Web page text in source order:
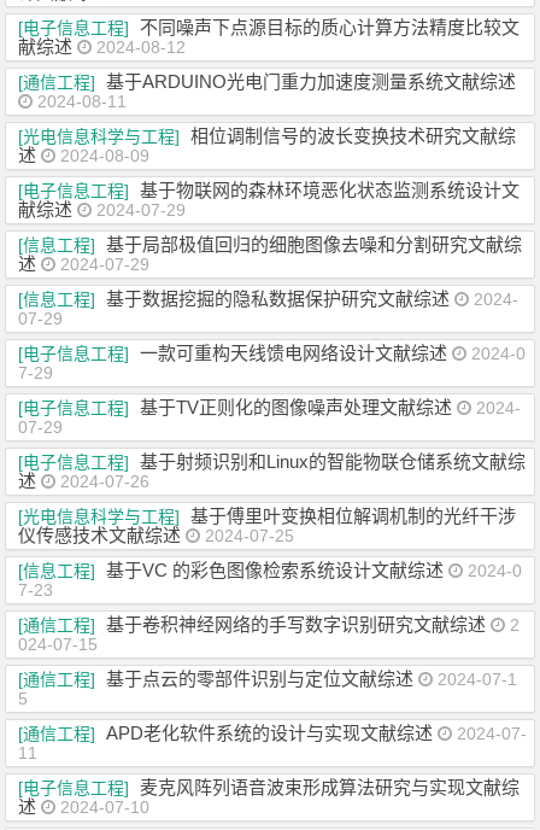
[电子信息工程]
不同噪声下点源目标的质心计算方法精度比较文
献综述
2024-08-12
[通信工程]
基于ARDUINO光电门重力加速度测量系统文献综述
2024-08-11
[光电信息科学与工程]
相位调制信号的波长变换技术研究文献综
述
2024-08-09
[电子信息工程]
基于物联网的森林环境恶化状态监测系统设计文
献综述
2024-07-29
[信息工程]
基于局部极值回归的细胞图像去噪和分割研究文献综
述
2024-07-29
[信息工程]
基于数据挖掘的隐私数据保护研究文献综述
2024-
07-29
[电子信息工程]
一款可重构天线馈电网络设计文献综述
2024-0
7-29
[电子信息工程]
基于TV正则化的图像噪声处理文献综述
2024-
07-29
[电子信息工程]
基于射频识别和Linux的智能物联仓储系统文献综
述
2024-07-26
[光电信息科学与工程]
基于傅里叶变换相位解调机制的光纤干涉
仪传感技术文献综述
2024-07-25
[信息工程]
基于VC 的彩色图像检索系统设计文献综述
2024-0
7-23
[通信工程]
基于卷积神经网络的手写数字识别研究文献综述
2
024-07-15
[通信工程]
基于点云的零部件识别与定位文献综述
2024-07-1
5
[通信工程]
APD老化软件系统的设计与实现文献综述
2024-07-
11
[电子信息工程]
麦克风阵列语音波束形成算法研究与实现文献综
述
2024-07-10